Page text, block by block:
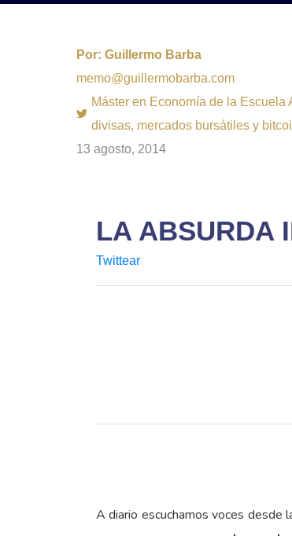
Por: Guillermo Barba
memo@guillermobarba.com
Máster en Economía de la
divisas, mercados bursátiles y
13 agosto, 2014
LA ABSURDA
Twittear
A diario escuchamos voces desde